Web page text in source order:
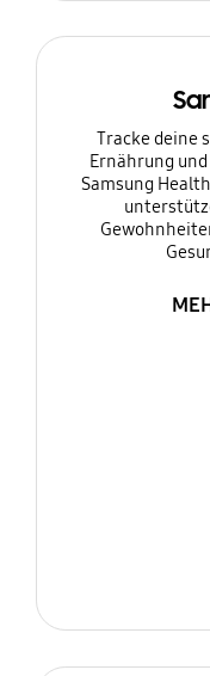
Tracke deine
Ernährung
Samsung